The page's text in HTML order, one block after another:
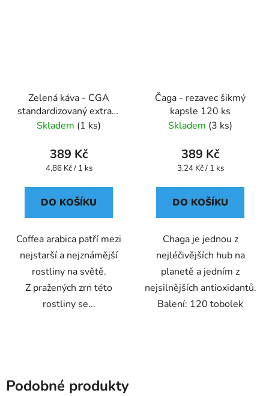
Zelená káva - CGA
standardizovaný extrakt
kapsle 80 ks
Skladem (1 ks)
389 Kč
Měrná
4,86 Kč / 1 ks
DO KOŠÍKU
Coffea arabica patří mezi
nejstarší a nejznámější
rostliny na světě.
Z pražených zrn této
rostliny se...
Čaga - rezavec šikmý
kapsle 120 ks
Skladem (3 ks)
389 Kč
Měrná
3,24 Kč / 1 ks
DO KOŠÍKU
Chaga je jednou z
nejléčivějších hub na
planetě a jedním z
nejsilnějších antioxidantů.
Balení: 120 tobolek
Podobné produkty